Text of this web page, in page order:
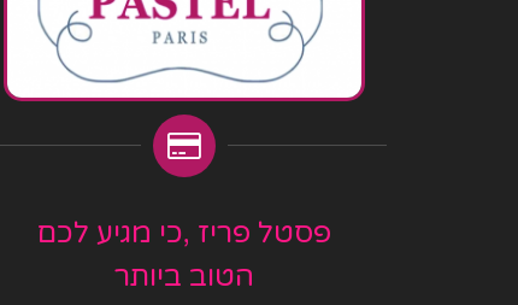
פסטל פריז ,כי מגיע לכם
הטוב ביותר